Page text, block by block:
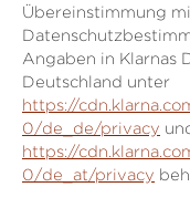
Übereinstimmung
Angaben in Klarnas
Deutschland unter
https://
0/de_de/privacy
https://
0/de_at/privacy